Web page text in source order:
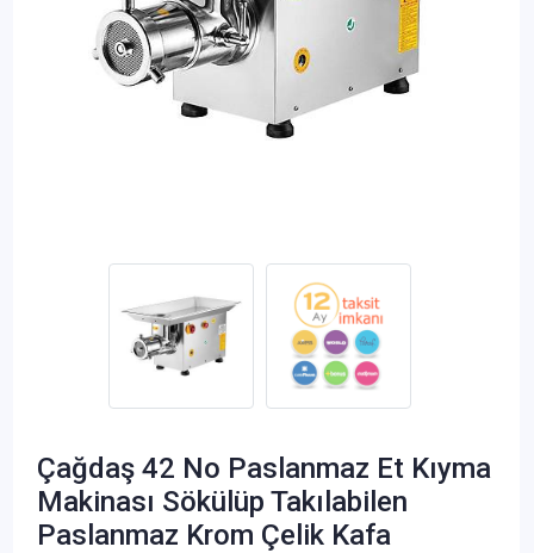
Çağdaş 42 No Paslanmaz Et Kıyma
Makinası Sökülüp Takılabilen
Paslanmaz Krom Çelik Kafa